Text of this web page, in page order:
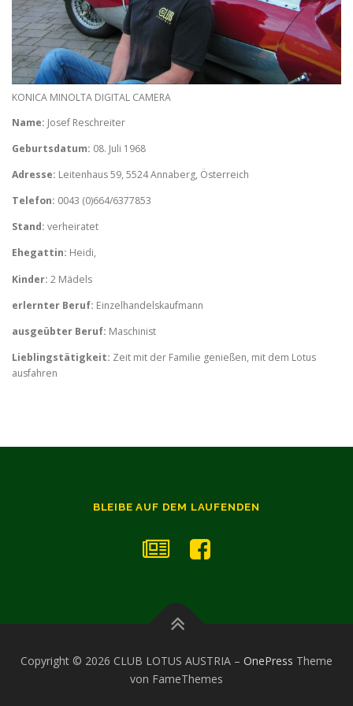
KONICA MINOLTA DIGITAL CAMERA
Name: Josef Reschreiter
Geburtsdatum: 08. Juli 1968
Adresse: Leitenhaus 59, 5524 Annaberg, Österreich
Telefon: 0043 (0)664/6377853
Stand: verheiratet
Ehegattin: Heidi,
Kinder: 2 Mädels
erlernter Beruf: Einzelhandelskaufmann
ausgeübter Beruf: Maschinist
Lieblingstätigkeit: Zeit mit der Familie genießen, mit dem Lotus
ausfahren
BLEIBE AUF DEM LAUFENDEN
Copyright © 2026 CLUB LOTUS AUSTRIA – OnePress Theme
von FameThemes